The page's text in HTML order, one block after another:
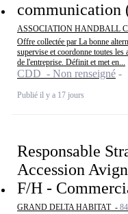
communication
ASSOCIATION HANDBALL
Offre collectée par La bonne
supervise et coordonne toutes les
de l'entreprise. Définit et met en...
CDD - Non renseigné
Publié il y a 17 jours
Responsable
Accession
F/H -
GRAND DELTA HABITAT -